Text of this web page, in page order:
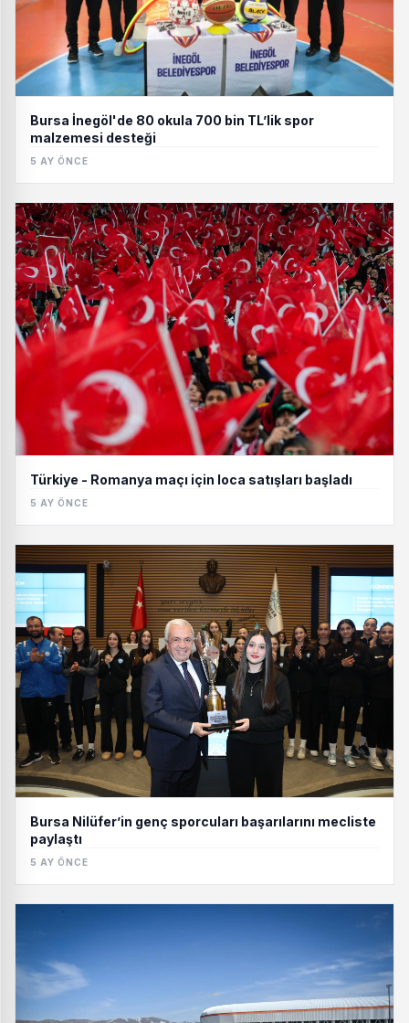
Bursa İnegöl'de 80 okula 700 bin TL’lik spor
malzemesi desteği
5 AY ÖNCE
Türkiye - Romanya maçı için loca satışları başladı
5 AY ÖNCE
Bursa Nilüfer’in genç sporcuları başarılarını mecliste
paylaştı
5 AY ÖNCE